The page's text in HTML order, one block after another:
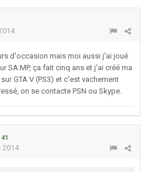
d'occasion mais moi aussi j'ai joué
SA:MP, ça fait cinq ans et j'ai créé ma
GTA V (PS3) et c'est vachement
on se contacte PSN ou Skype.
41
2014